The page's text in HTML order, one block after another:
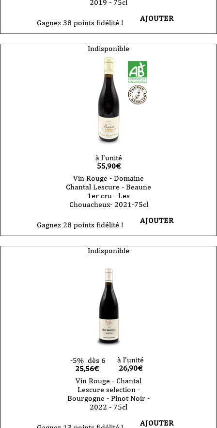
2019 - 75cl
Gagnez 38 points fidélité ! AJOUTER
Indisponible
à l'unité
55,90€
Vin Rouge - Domaine
Chantal Lescure - Beaune
1er cru - Les
Chouacheux- 2021-75cl
Gagnez 28 points fidélité ! AJOUTER
Indisponible
-5% dès 6
25,56€
à l'unité
26,90€
Vin Rouge - Chantal
Lescure selection -
Bourgogne - Pinot Noir -
2022 - 75cl
AJOUTER